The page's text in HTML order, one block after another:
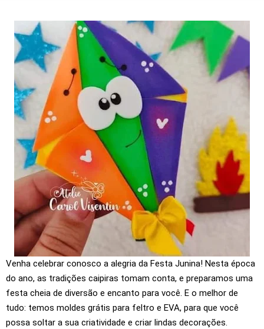
Venha celebrar conosco a alegria da Festa Junina! Nesta época
do ano, as tradições caipiras tomam conta, e preparamos uma
festa cheia de diversão e encanto para você. E o melhor de
tudo: temos moldes grátis para feltro e EVA, para que você
possa soltar a sua criatividade e criar lindas decorações.